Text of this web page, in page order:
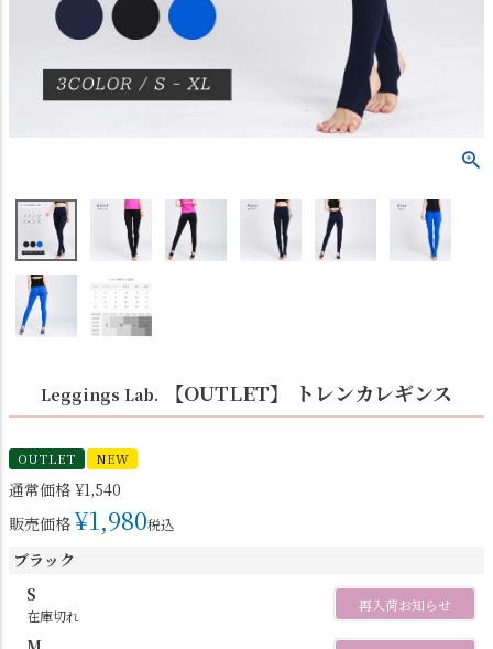
Leggings Lab. 【OUTLET】 トレンカレギンス
OUTLET NEW
通常価格 ¥1,540
販売価格 ¥1,980税込
ブラック
S
在庫切れ
再入荷お知らせ